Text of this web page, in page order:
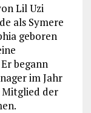
Lil Uzi
als Symere
geboren
begann
im Jahr
Mitglied der